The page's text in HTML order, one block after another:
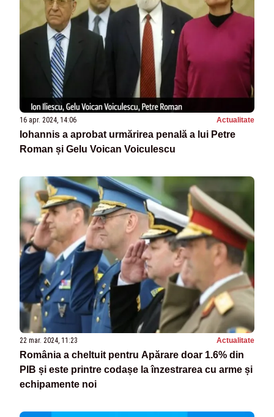
16 apr. 2024, 14:06 Actualitate
Iohannis a aprobat urmărirea penală a lui Petre
Roman și Gelu Voican Voiculescu
22 mar. 2024, 11:23 Actualitate
România a cheltuit pentru Apărare doar 1.6% din
PIB și este printre codașe la înzestrarea cu arme și
echipamente noi